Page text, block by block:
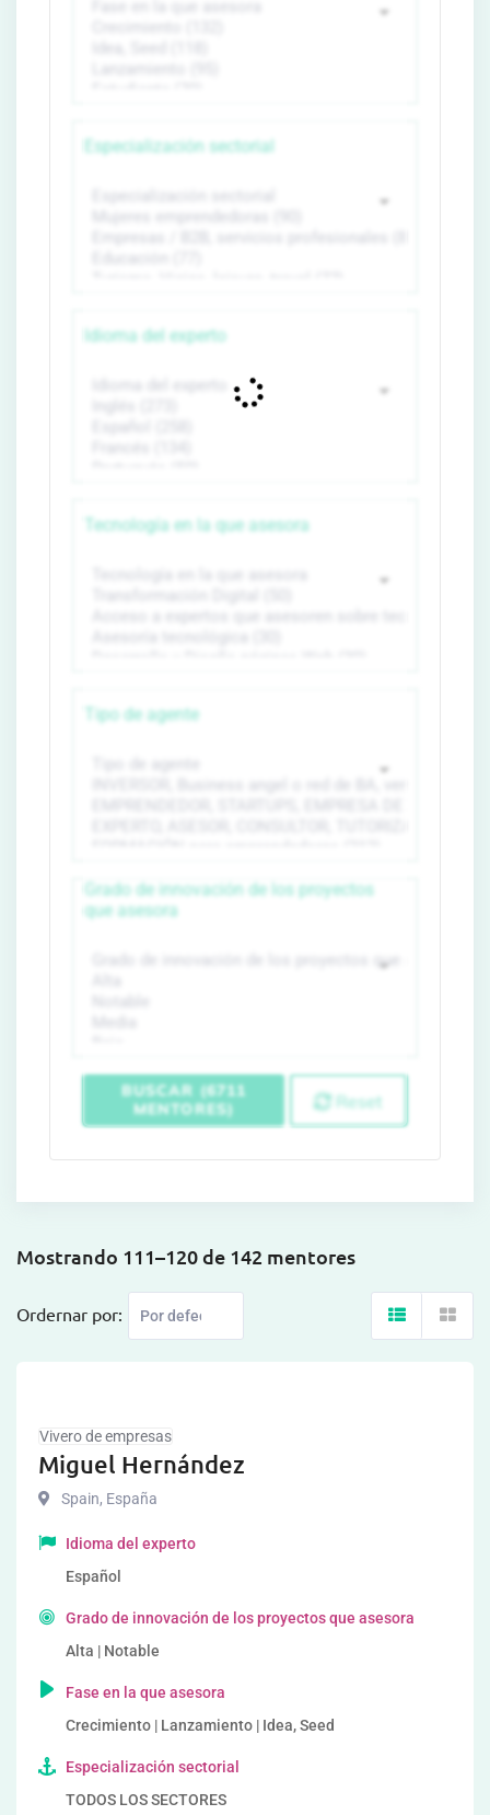
Especialización sectorial
Idioma del experto
Tecnología en la que asesora
Tipo de agente
Grado de innovación de los proyectos
que asesora
BUSCAR (6711
MENTORES)
Reset
Mostrando 111–120 de 142 mentores
Ordernar por:
Vivero de empresas
Miguel Hernández
Spain, España
Idioma del experto
Español
Grado de innovación de los proyectos que asesora
Alta | Notable
Fase en la que asesora
Crecimiento | Lanzamiento | Idea, Seed
Especialización sectorial
TODOS LOS SECTORES